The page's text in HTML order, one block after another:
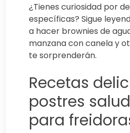
¿Tienes curiosidad por
específicas? Sigue
a hacer brownies de
manzana con canela y
te sorprenderán.
Recetas
postres
para